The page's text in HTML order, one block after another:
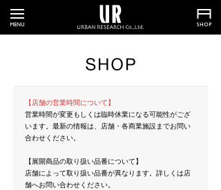
【店舗の営業時間について】
営業時間が変更もしくは臨時休業になる可能性がござ
います。最新の情報は、店舗・各商業施設までお問い
合わせください。
【展開商品の取り扱い品番について】
店舗によって取り扱い品番が異なります。詳しくは店
舗へお問い合わせください。